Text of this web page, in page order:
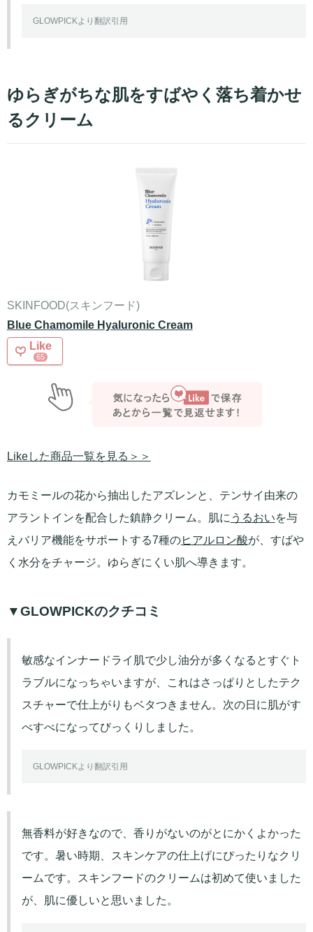
GLOWPICKより翻訳引用
ゆらぎがちな肌をすばやく落ち着かせ
るクリーム
SKINFOOD(スキンフード)
Blue Chamomile Hyaluronic Cream
Like
65
Likeした商品一覧を見る＞＞
カモミールの花から抽出したアズレンと、テンサイ由来の
アラントインを配合した鎮静クリーム。肌に うるおいを与
えバリア機能をサポートする7種のヒアルロン酸が、すばや
く水分をチャージ。ゆらぎにくい肌へ導きます。
▼GLOWPICKのクチコミ
敏感なインナードライ肌で少し油分が多くなるとすぐト
ラブルになっちゃいますが、これはさっぱりとしたテク
スチャーで仕上がりもベタつきません。次の日に肌がす
べすべになってびっくりしました。
GLOWPICKより翻訳引用
無香料が好きなので、香りがないのがとにかくよかった
です。暑い時期、スキンケアの仕上げにぴったりなクリ
ームです。スキンフードのクリームは初めて使いました
が、肌に優しいと思いました。